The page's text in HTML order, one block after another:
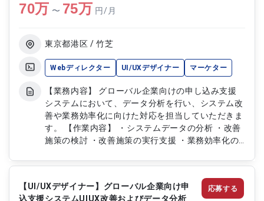
・Figmaを用いたデザインシステムとUIコンポーネ
ント管理 ・ユーザビリティテストの実施および改
サポート
70万 〜 75万 円/月
東京都港区 / 竹芝
Webディレクター UI/UXデザイナー マーケター
【業務内容】 グローバル企業向けの申し込み支援
システムにおいて、データ分析を行い、システム改
善や業務効率化に向けた対応を担当していただきま
す。 【作業内容】 ・システムデータの分析 ・改善
施策の検討 ・改善施策の実行支援 ・業務効率化の
【UI/UXデザイナー】グローバル企業向け申
込支援システムUIUX改善およびデータ分析
応募する